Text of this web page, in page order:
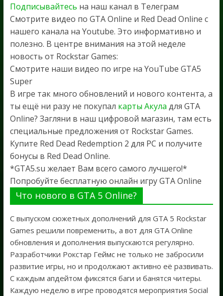
Подписывайтесь на наш канал в Телеграм
Смотрите видео по GTA Online и Red Dead Online с
нашего канала на Youtube. Это информативно и
полезно. В центре внимания на этой неделе
новость от Rockstar Games:
Смотрите наши видео по игре на YouTube GTA5
Super
В игре так много обновлений и нового контента, а
ты ещё ни разу не покупал карты Акула для GTA
Online? Загляни в наш цифровой магазин, там есть
специальные предложения от Rockstar Games.
Купите Red Dead Redemption 2 для PC и получите
бонусы в Red Dead Online.
*GTA5.su желает Вам всего самого лучшего!*
Попробуйте бесплатную онлайн игру GTA Online
Что нового в GTA 5 Online?
С выпуском сюжетных дополнений для GTA 5 Rockstar
Games решили повременить, а вот для GTA Online
обновления и дополнения выпускаются регулярно.
Разработчики Рокстар Геймс не только не забросили
развитие игры, но и продолжают активно её развивать.
С каждым апдейтом фиксятся баги и банятся читеры.
Каждую неделю в игре проводятся мероприятия Social